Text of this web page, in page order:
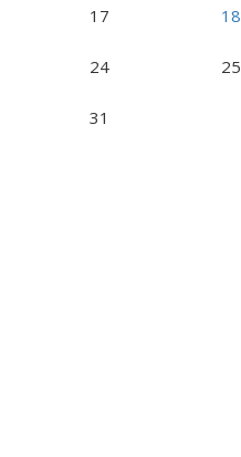
17 18
24 25
31